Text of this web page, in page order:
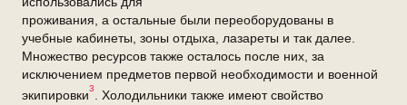
проживания, а остальные были переоборудованы в
учебные кабинеты, зоны отдыха, лазареты и так далее.
Множество ресурсов также осталось после них, за
исключением предметов первой необходимости и военной
экипировки3
. Холодильники также имеют свойство